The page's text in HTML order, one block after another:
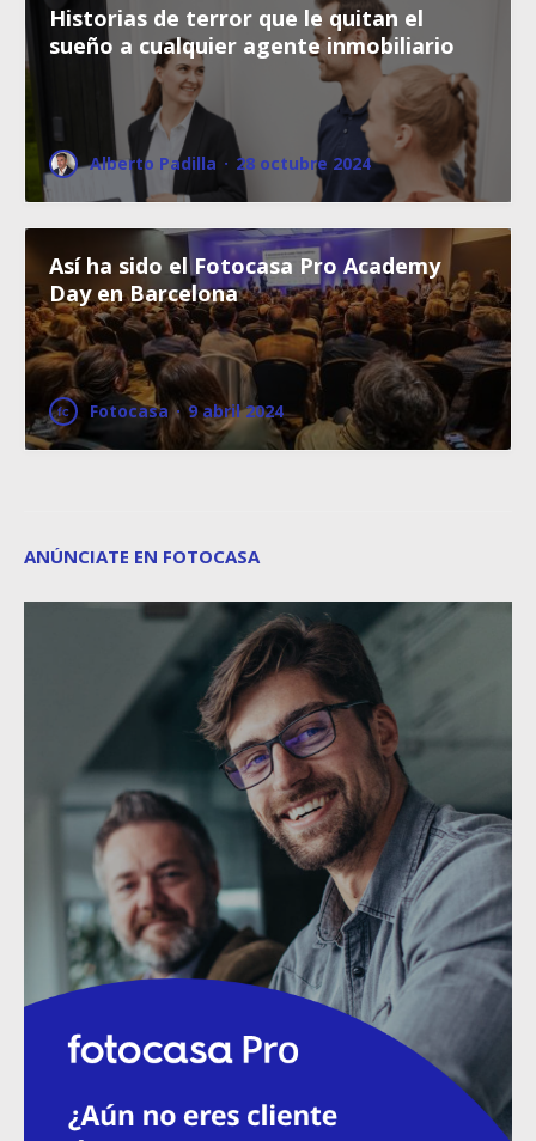
Historias de terror que le quitan el
sueño a cualquier agente inmobiliario
Alberto Padilla · 28 octubre 2024
Así ha sido el Fotocasa Pro Academy
Day en Barcelona
Fotocasa · 9 abril 2024
ANÚNCIATE EN FOTOCASA